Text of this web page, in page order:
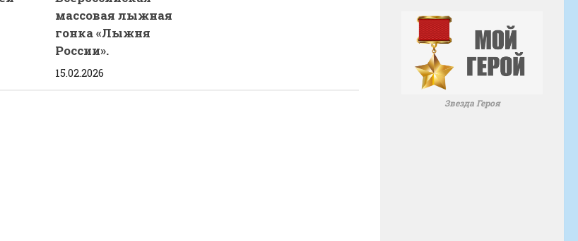
массовая лыжная
гонка «Лыжня
России».
15.02.2026
Звезда Героя